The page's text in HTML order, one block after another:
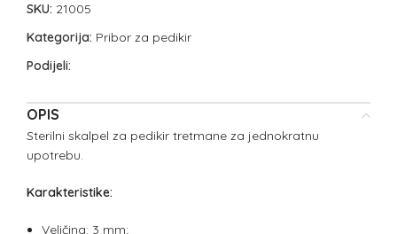
SKU: 21005
Kategorija: Pribor za pedikir
Podijeli:
OPIS
Sterilni skalpel za pedikir tretmane za jednokratnu
upotrebu.
Karakteristike:
Veličina: 3 mm;